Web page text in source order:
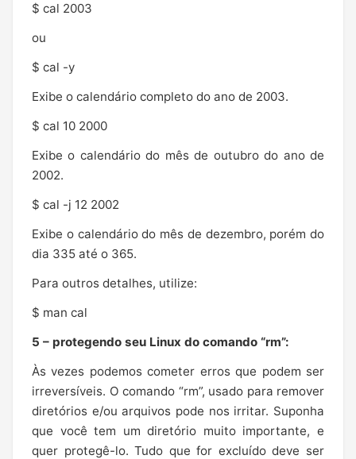
$ cal 2003
ou
$ cal -y
Exibe o calendário completo do ano de 2003.
$ cal 10 2000
Exibe o calendário do mês de outubro do ano de
2002.
$ cal -j 12 2002
Exibe o calendário do mês de dezembro, porém do
dia 335 até o 365.
Para outros detalhes, utilize:
$ man cal
5 – protegendo seu Linux do comando “rm”:
Às vezes podemos cometer erros que podem ser
irreversíveis. O comando “rm”, usado para remover
diretórios e/ou arquivos pode nos irritar. Suponha
que você tem um diretório muito importante, e
quer protegê-lo. Tudo que for excluído deve ser